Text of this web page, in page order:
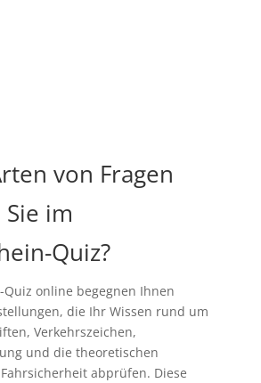
von Fragen
im
Quiz?
online begegnen Ihnen
die Ihr Wissen rund um
Verkehrszeichen,
und die theoretischen
abprüfen. Diese